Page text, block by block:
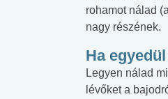
rohamot nálad
nagy részének.
Ha
Legyen nálad
lévőket a